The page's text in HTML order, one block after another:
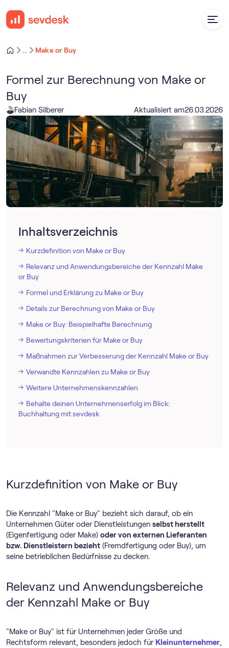
Make or Buy
Formel zur Berechnung von Make or
Buy
Fabian Silberer Aktualisiert am26.03.2026
Inhaltsverzeichnis
Kurzdefinition von Make or Buy
Relevanz und Anwendungsbereiche der Kennzahl Make
or Buy
Formel und Erklärung zu Make or Buy
Details zur Berechnung von Make or Buy
Make or Buy: Beispielhafte Berechnung
Bewertungskriterien für Make or Buy
Maßnahmen zur Verbesserung der Kennzahl Make or Buy
Verwandte Kennzahlen zu Make or Buy
Weitere Unternehmenskennzahlen
Behalte deinen Unternehmenserfolg im Blick:
Buchhaltung mit sevdesk
Kurzdefinition von Make or Buy
Die Kennzahl "Make or Buy" bezieht sich darauf, ob ein
Unternehmen Güter oder Dienstleistungen selbst herstellt
(Eigenfertigung oder Make) oder von externen Lieferanten
bzw. Dienstleistern bezieht (Fremdfertigung oder Buy), um
seine betrieblichen Bedürfnisse zu decken.
Relevanz und Anwendungsbereiche
der Kennzahl Make or Buy
"Make or Buy" ist für Unternehmen jeder Größe und
Rechtsform relevant, besonders jedoch für Kleinunternehmer,